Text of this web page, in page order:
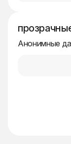
Анонимные